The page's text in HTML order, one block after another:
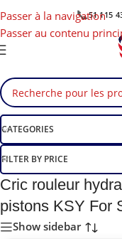
Passer à la navigation
Passer au contenu
📞51 115
CATEGORIES
FILTER BY PRICE
Cric rouleur
pistons KSY For
Show sidebar